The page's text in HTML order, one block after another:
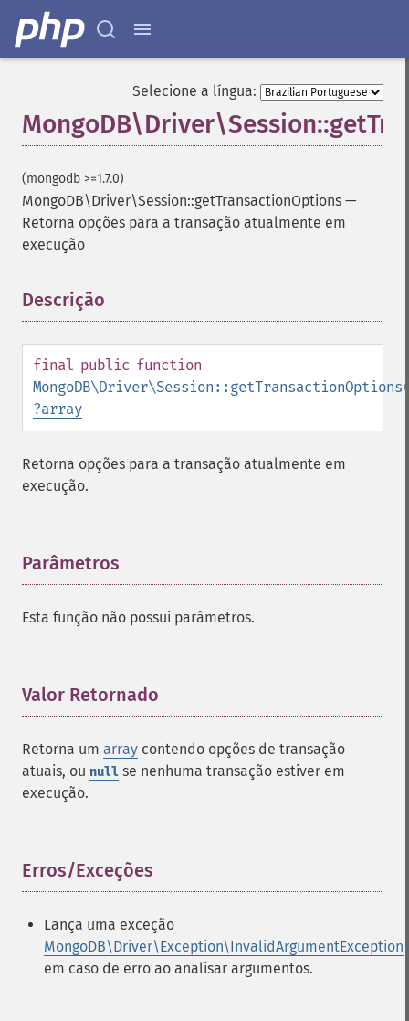
Selecione a língua:
(mongodb >=1.7.0)
MongoDB\Driver\Session::getTransactionOptions —
Retorna opções para a transação atualmente em
execução
Descrição
final public function
MongoDB\Driver\Session::getTransactionOptions
?array
Retorna opções para a transação atualmente em
execução.
Parâmetros
Esta função não possui parâmetros.
Valor Retornado
Retorna um array contendo opções de transação
atuais, ou null se nenhuma transação estiver em
execução.
Erros/Exceções
Lança uma exceção
MongoDB\Driver\Exception\InvalidArgumentException
em caso de erro ao analisar argumentos.